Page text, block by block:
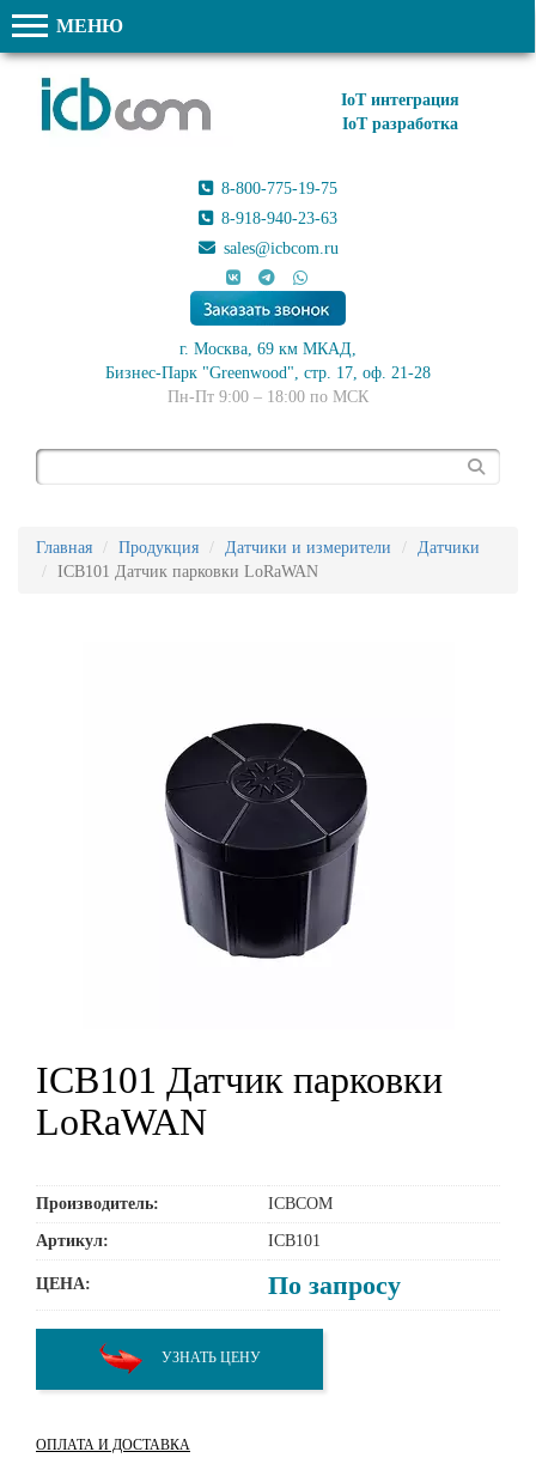
МЕНЮ
IoT интеграция
IoT разработка
8-800-775-19-75
8-918-940-23-63
sales@icbcom.ru
г. Москва, 69 км МКАД,
Бизнес-Парк "Greenwood", стр. 17, оф. 21-28
Пн-Пт 9:00 – 18:00 по МСК
Главная Продукция Датчики и измерители
Датчики
ICB101 Датчик парковки LoRaWAN
ICB101 Датчик парковки
LoRaWAN
Производитель: ICBCOM
Артикул: ICB101
ЦЕНА: По запросу
УЗНАТЬ ЦЕНУ
ОПЛАТА И ДОСТАВКА